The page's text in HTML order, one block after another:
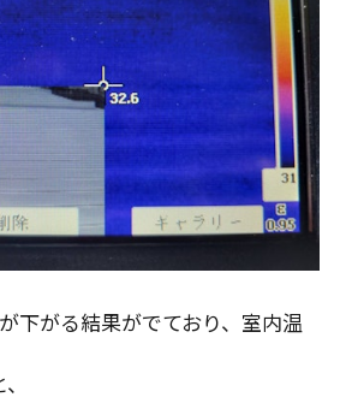
下がる結果がでており、室内温